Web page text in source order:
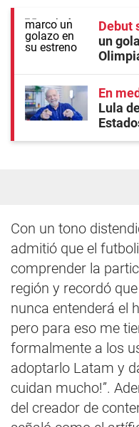
Debut
un
En
Lula
Con un tono
admitió que el
comprender la
región y recordó
nunca entenderá el
pero para eso me
formalmente a los
adoptarlo Latam y
cuidan mucho!”.
del creador de